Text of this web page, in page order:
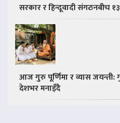
सरकार र हिन्दूवादी संगठनबीच
आज गुरु पूर्णिमा र व्यास जयन्ती:
देशभर मनाइँदै